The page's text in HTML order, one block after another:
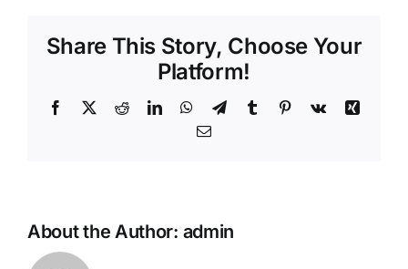
Share This Story, Choose Your
Platform!
Facebook
TwitterRedditLinkedInWhatsApp
TelegramTumblr Pinterest
Vk
Xing
Email
About the Author: admin